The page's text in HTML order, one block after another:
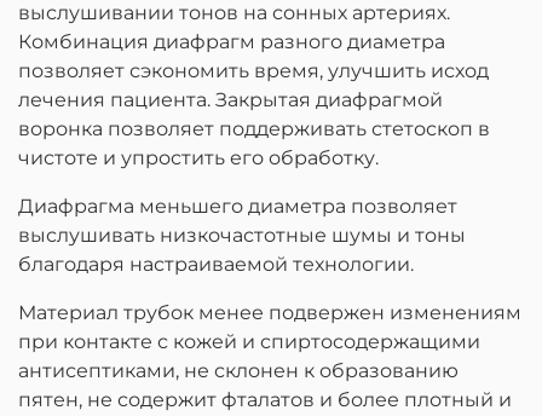
выслушивании тонов на сонных артериях.
Комбинация диафрагм разного диаметра
позволяет сэкономить время, улучшить исход
лечения пациента. Закрытая диафрагмой
воронка позволяет поддерживать стетоскоп в
чистоте и упростить его обработку.
Диафрагма меньшего диаметра позволяет
выслушивать низкочастотные шумы и тоны
благодаря настраиваемой технологии.
Материал трубок менее подвержен изменениям
при контакте с кожей и спиртосодержащими
антисептиками, не склонен к образованию
пятен, не содержит фталатов и более плотный и